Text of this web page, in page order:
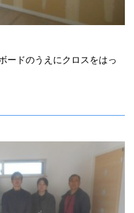
ードのうえにクロスをはっ